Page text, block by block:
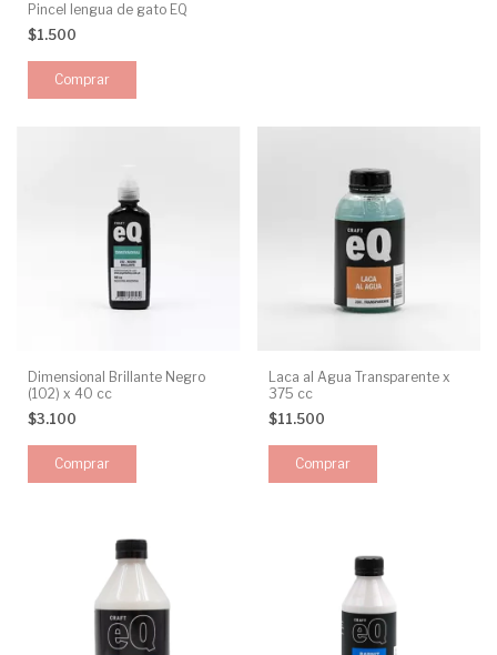
Pincel lengua de gato EQ
$1.500
Comprar
Dimensional Brillante Negro
(102) x 40 cc
$3.100
Laca al Agua Transparente x
375 cc
$11.500